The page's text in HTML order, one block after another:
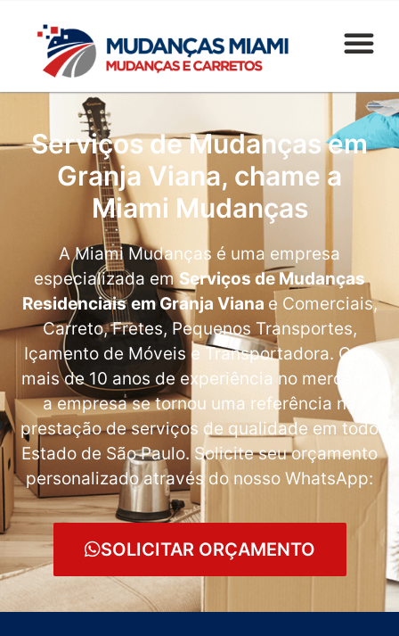
Serviços de Mudanças em
Granja Viana, chame a
Miami Mudanças
A Miami Mudanças é uma empresa
especializada emServiços de Mudanças
Residenciais em Granja Viana e Comerciais,
Carreto, Fretes, Pequenos Transportes,
Içamento de Móveis e Transportadora. Com
mais de 10 anos de experiência no mercado,
a empresa se tornou uma referência na
prestação de serviços de qualidade em todo
Estado de São Paulo. Solicite seu orçamento
personalizado através do nosso WhatsApp:
SOLICITAR ORÇAMENTO